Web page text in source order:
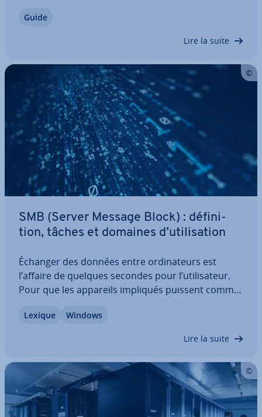
devrait rendre l’in­for­ma­tique pour les en­tre­prises
Guide
Lire la suite
SMB (Server Message Block) : dé­fi­ni­
tion, tâches et domaines d’uti­li­sa­tion
Échanger des données entre or­di­na­teurs est
l’affaire de quelques secondes pour l’uti­li­sa­teur.
Pour que les appareils impliqués puissent com­mu­
sont toutefois né­ces­saires. Ces di­rec­tives sont
Lexique Windows
Lire la suite